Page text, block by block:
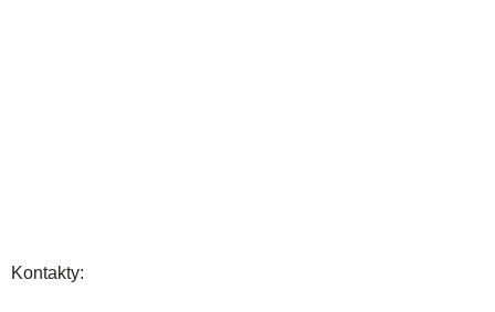
Kontakty: